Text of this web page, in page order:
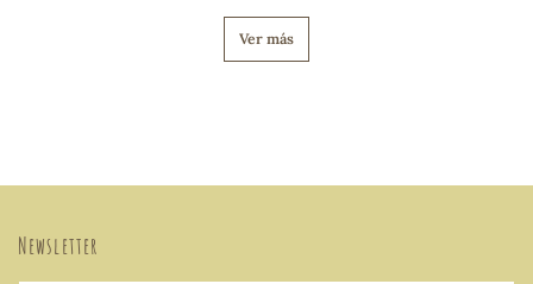
Ver más
Newsletter